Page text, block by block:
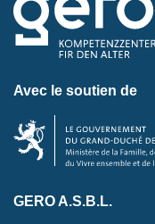
Avec le soutien de
GERO A.S.B.L.